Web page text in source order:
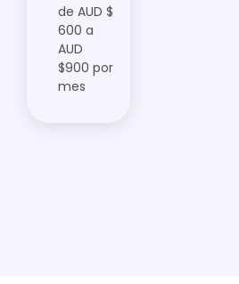
de AUD $
600 a
AUD
$900 por
mes